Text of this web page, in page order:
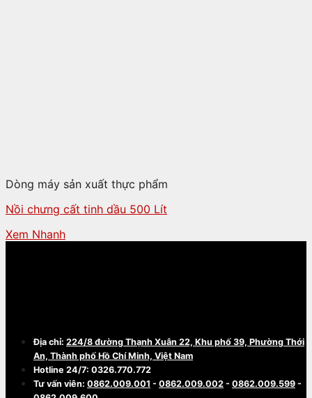
Dòng máy sản xuất thực phẩm
Nồi chưng cất tinh dầu 500 Lít
Xem Nhanh
Địa chỉ: 224/8 đường Thạnh Xuân 22, Khu phố 39, Phường Thới
An, Thành phố Hồ Chí Minh, Việt Nam
Hotline 24/7: 0326.770.772
Tư vấn viên: 0862.009.001 - 0862.009.002 - 0862.009.599 -